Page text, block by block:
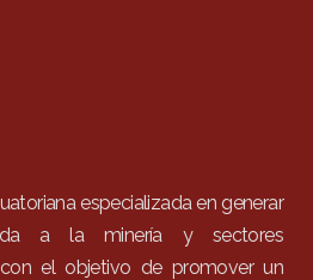
especializada en generar
a la minería y sectores
el objetivo de promover un